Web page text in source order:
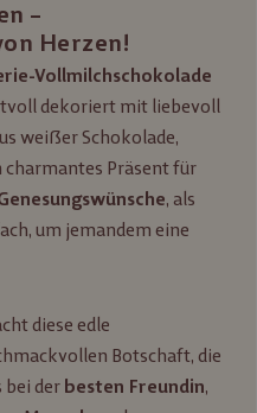
–
Herzen!
Vollmilchschokolade
dekoriert mit liebevoll
weißer Schokolade,
charmantes Präsent für
, als
um jemandem eine
diese edle
Botschaft, die
der besten Freundin,